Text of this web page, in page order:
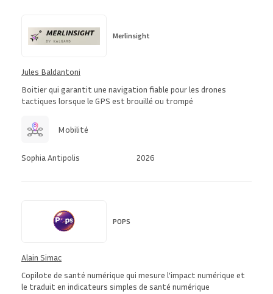
Merlinsight
Jules Baldantoni
Boitier qui garantit une navigation fiable pour les drones
tactiques lorsque le GPS est brouillé ou trompé
Mobilité
Sophia Antipolis 2026
POPS
Alain Simac
Copilote de santé numérique qui mesure l’impact numérique et
le traduit en indicateurs simples de santé numérique